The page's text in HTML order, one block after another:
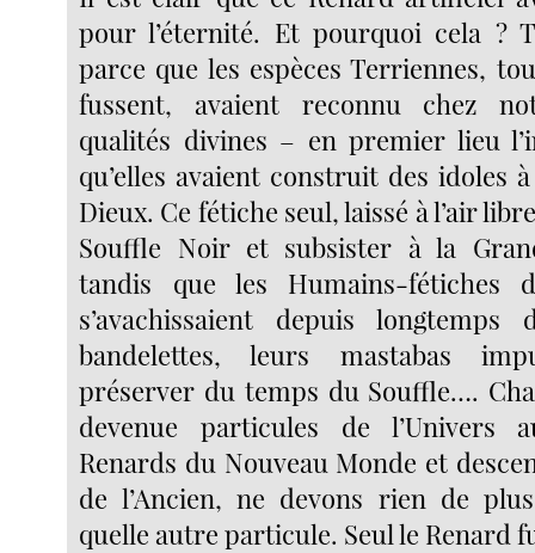
pour l’éternité. Et pourquoi cela ?
parce que les espèces Terriennes,
fussent, avaient reconnu chez
qualités divines – en premier lieu
qu’elles avaient construit des idoles
Dieux. Ce fétiche seul, laissé à l’air
Souffle Noir et subsister à la
tandis que les Humains-fétiches
s’avachissaient depuis
bandelettes, leurs mastabas
préserver du temps du Souffle….
devenue particules de l’Univers
Renards du Nouveau Monde et
de l’Ancien, ne devons rien de
quelle autre particule. Seul le Renard